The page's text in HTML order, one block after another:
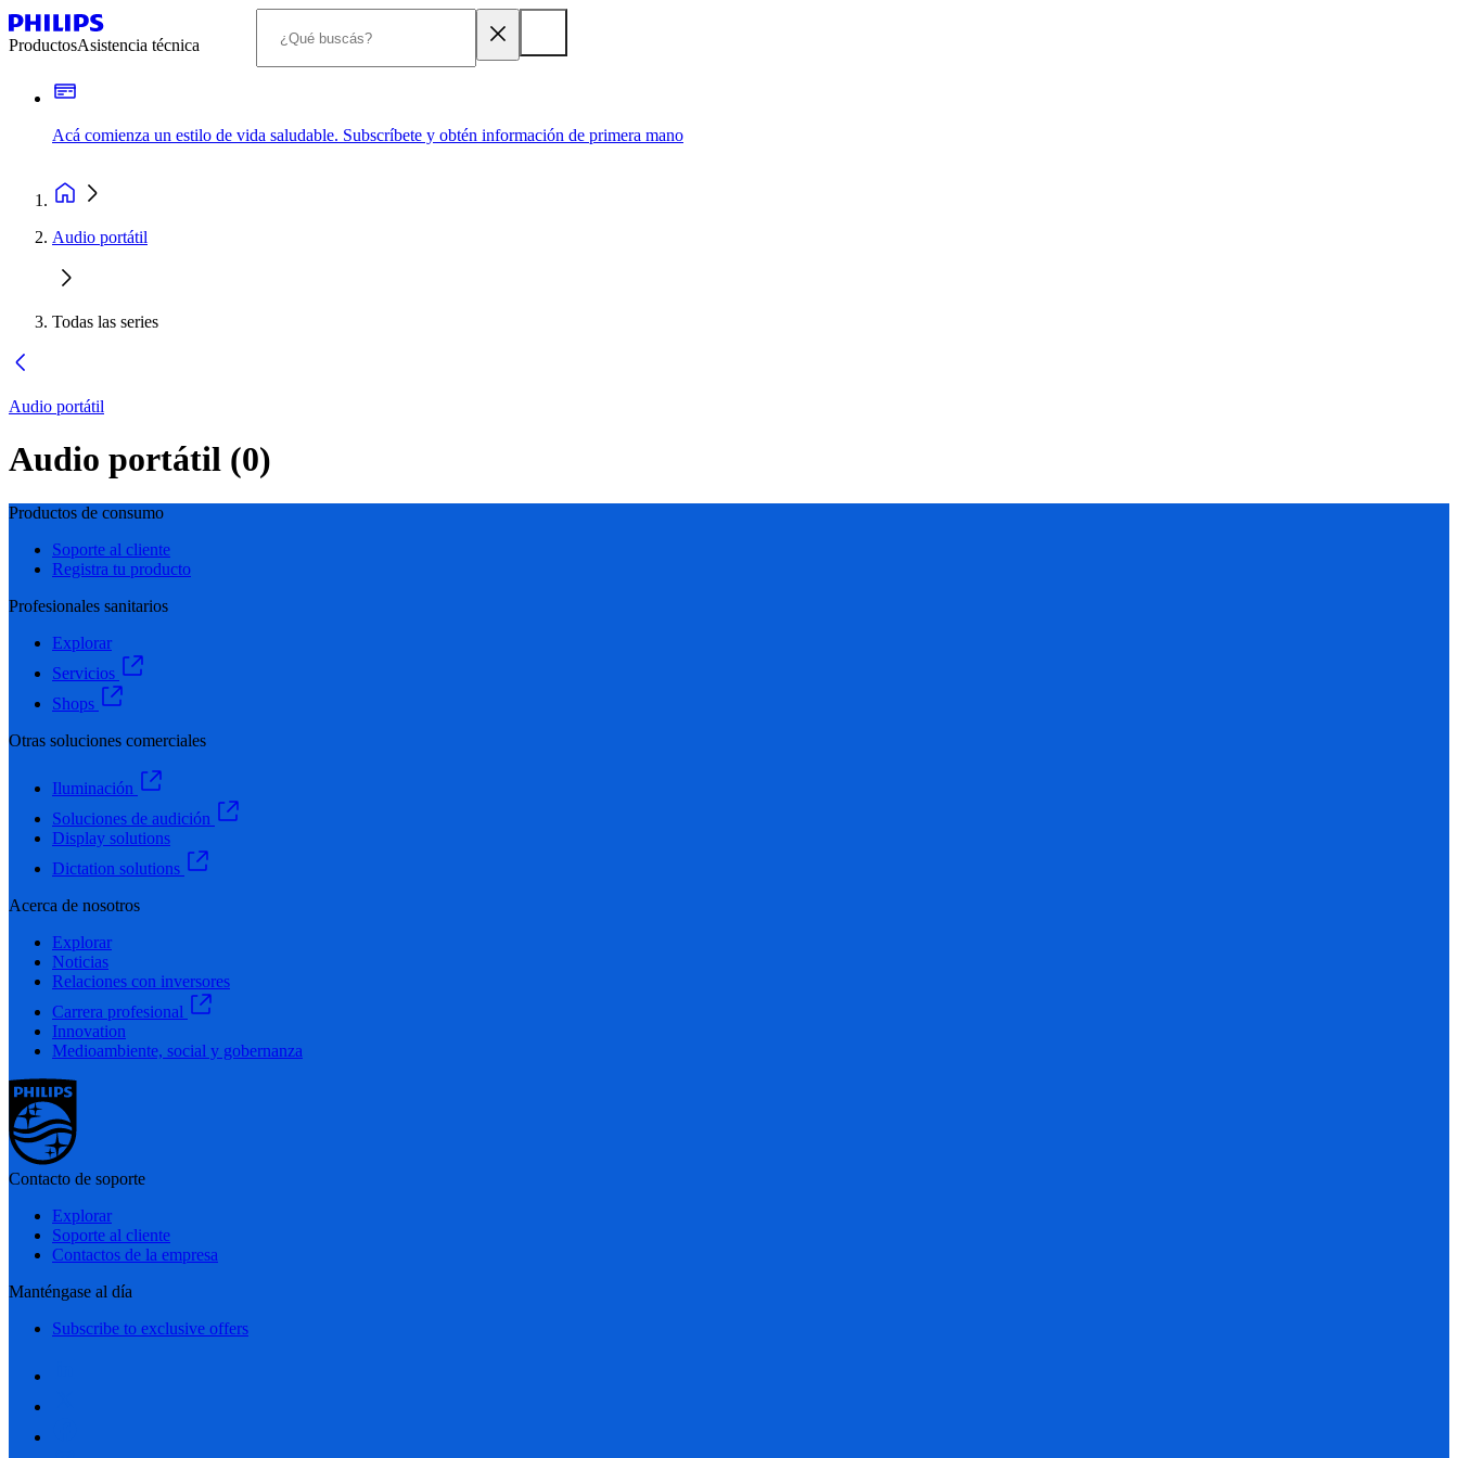
ProductosAsistencia técnica
Acá comienza un estilo de vida saludable. Subscríbete y obtén información de primera mano
Audio portátil
Todas las series
Audio portátil
Audio portátil (0)
Productos de consumo
Soporte al cliente
Registra tu producto
Profesionales sanitarios
Explorar
Servicios
Shops
Otras soluciones comerciales
Iluminación
Soluciones de audición
Display solutions
Dictation solutions
Acerca de nosotros
Explorar
Noticias
Relaciones con inversores
Carrera profesional
Innovation
Medioambiente, social y gobernanza
Contacto de soporte
Explorar
Soporte al cliente
Contactos de la empresa
Manténgase al día
Subscribe to exclusive offers